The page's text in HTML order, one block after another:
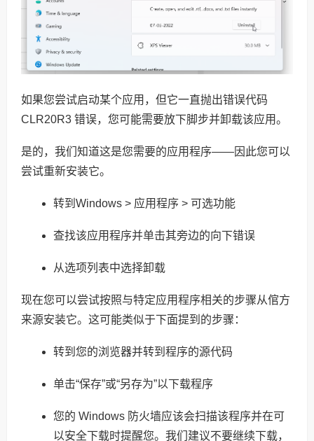
如果您尝试启动某个应用，但它一直抛出错误代码
CLR20R3 错误，您可能需要放下脚步并卸载该应用。
是的，我们知道这是您需要的应用程序——因此您可以
尝试重新安装它。
转到Windows > 应用程序 > 可选功能
查找该应用程序并单击其旁边的向下错误
从选项列表中选择卸载
现在您可以尝试按照与特定应用程序相关的步骤从倌方
来源安装它。这可能类似于下面提到的步骤：
转到您的浏览器并转到程序的源代码
单击“保存”或“另存为”以下载程序
您的 Windows 防火墙应该会扫描该程序并在可
以安全下载时提醒您。我们建议不要继续下载，